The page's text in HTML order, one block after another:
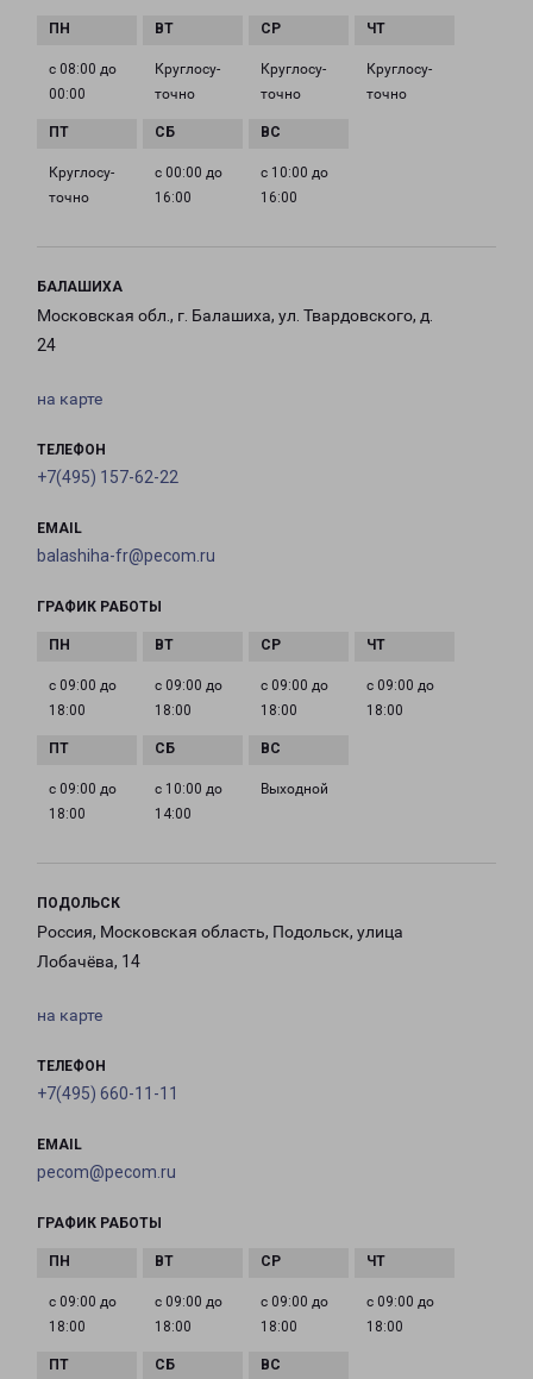
с 08:00 до
00:00
Круглосу­
точно
Круглосу­
точно
Круглосу­
точно
Круглосу­
точно
с 00:00 до
16:00
с 10:00 до
16:00
БАЛАШИХА
Московская обл., г. Балашиха, ул. Твардовского, д.
24
на карте
ТЕЛЕФОН
+7(495) 157-62-22
EMAIL
balashiha-fr@pecom.ru
ГРАФИК РАБОТЫ
с 09:00 до
18:00
с 09:00 до
18:00
с 09:00 до
18:00
с 09:00 до
18:00
с 09:00 до
18:00
с 10:00 до
14:00
Выходной
ПОДОЛЬСК
Россия, Московская область, Подольск, улица
Лобачёва, 14
на карте
ТЕЛЕФОН
+7(495) 660-11-11
EMAIL
pecom@pecom.ru
ГРАФИК РАБОТЫ
с 09:00 до
18:00
с 09:00 до
18:00
с 09:00 до
18:00
с 09:00 до
18:00